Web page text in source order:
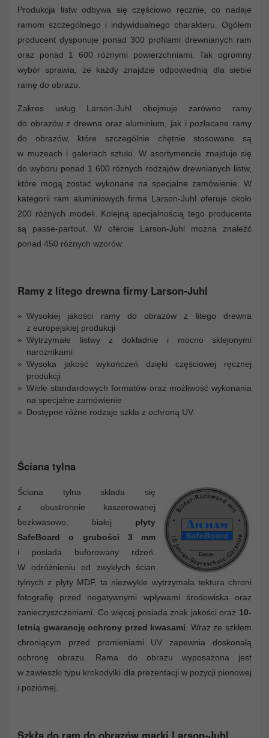
Produkcja listw odbywa się częściowo ręcznie, co nadaje
ramom szczególnego i indywidualnego charakteru. Ogółem
producent dysponuje ponad 300 profilami drewnianych ram
oraz ponad 1 600 różnymi powierzchniami. Tak ogromny
wybór sprawia, że każdy znajdzie odpowiednią dla siebie
ramę do obrazu.
Zakres usług Larson-Juhl obejmuje zarówno ramy
do obrazów z drewna oraz aluminium, jak i pozłacane ramy
do obrazów, które szczególnie chętnie stosowane są
w muzeach i galeriach sztuki. W asortymencie znajduje się
do wyboru ponad 1 600 różnych rodzajów drewnianych listw,
które mogą zostać wykonane na specjalne zamówienie. W
kategorii ram aluminiowych firma Larson-Juhl oferuje około
200 różnych modeli. Kolejną specjalnością tego producenta
są passe-partout. W ofercie Larson-Juhl można znaleźć
ponad 450 różnych wzorów.
Ramy z litego drewna firmy Larson-Juhl
Wysokiej jakości ramy do obrazów z litego drewna
z europejskiej produkcji
Wytrzymałe listwy z dokładnie i mocno sklejonymi
narożnikami
Wysoka jakość wykończeń dzięki częściowej ręcznej
produkcji
Wiele standardowych formatów oraz możliwość wykonania
na specjalne zamówienie
Dostępne różne rodzaje szkła z ochroną UV
Ściana tylna
Ściana tylna składa się
z obustronnie kaszerowanej
bezkwasowo, białej płyty
SafeBoard o grubości 3 mm
i posiada buforowany rdzeń.
W odróżnieniu od zwykłych ścian
tylnych z płyty MDF, ta niezwykle wytrzymała tektura chroni
fotografię przed negatywnymi wpływami środowiska oraz
zanieczyszczeniami. Co więcej posiada znak jakości oraz 10-
letnią gwarancję ochrony przed kwasami. Wraz ze szkłem
chroniącym przed promieniami UV zapewnia doskonałą
ochronę obrazu. Rama do obrazu wyposażona jest
w zawieszki typu krokodylki dla prezentacji w pozycji pionowej
i poziomej.
Szkła do ram do obrazów marki Larson-Juhl